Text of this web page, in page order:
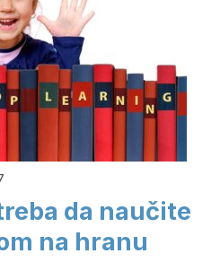
da naučite
na hranu